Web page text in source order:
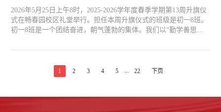
2026年5月25日上午8时，2025-2026学年度春季学期第13周升旗仪
式在畅春园校区礼堂举行。担任本周升旗仪式的班级是初一8班。
初一8班是一个团结奋进，朝气蓬勃的集体。我们以“勤学善思，
各尽其能，踏实为学，诚恳做人。校园活动中，8班勇于进取，乐
的创新能力和执着的探究精神，捧回24张科技节获奖证书，为班
级画卷上留下最绚烂的色彩。...
1 2 3 4 5 ... 22 下页